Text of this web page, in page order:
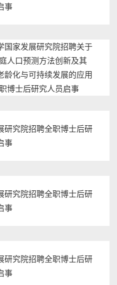
事
国家发展研究院招聘关于
人口预测方法创新及其
龄化与可持续发展的应用
博士后研究人员启事
研究院招聘全职博士后研
事
研究院招聘全职博士后研
事
研究院招聘全职博士后研
事